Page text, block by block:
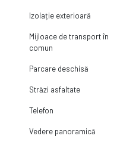
Izolație exterioară
Mijloace de transport în
comun
Parcare deschisă
Străzi asfaltate
Telefon
Vedere panoramică